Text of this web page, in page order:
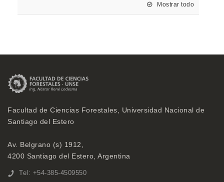
Mostrar todo
Facultad de Ciencias Forestales, Universidad Nacional de
Santiago del Estero
Av. Belgrano (s) 1912,
4200 Santiago del Estero, Argentina
Tel: +54-385-4509550